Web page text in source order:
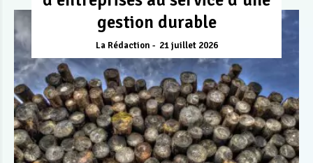
gestion durable
La Rédaction 21 juillet 2026